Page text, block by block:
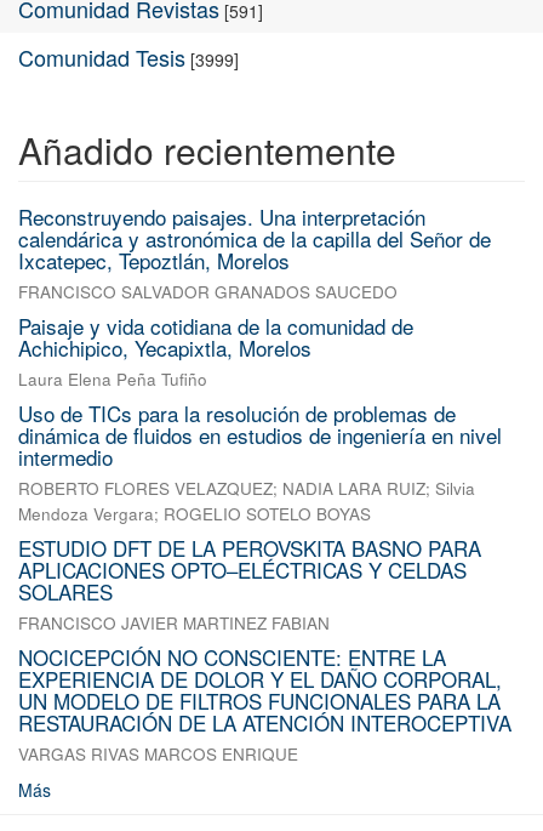
Comunidad Revistas [591]
Comunidad Tesis [3999]
Añadido recientemente
Reconstruyendo paisajes. Una interpretación
calendárica y astronómica de la capilla del Señor de
Ixcatepec, Tepoztlán, Morelos
FRANCISCO SALVADOR GRANADOS SAUCEDO
Paisaje y vida cotidiana de la comunidad de
Achichipico, Yecapixtla, Morelos
Laura Elena Peña Tufiño
Uso de TICs para la resolución de problemas de
dinámica de fluidos en estudios de ingeniería en nivel
intermedio
ROBERTO FLORES VELAZQUEZ; NADIA LARA RUIZ; Silvia
Mendoza Vergara; ROGELIO SOTELO BOYAS
ESTUDIO DFT DE LA PEROVSKITA BASNO PARA
APLICACIONES OPTO–ELÉCTRICAS Y CELDAS
SOLARES
FRANCISCO JAVIER MARTINEZ FABIAN
NOCICEPCIÓN NO CONSCIENTE: ENTRE LA
EXPERIENCIA DE DOLOR Y EL DAÑO CORPORAL,
UN MODELO DE FILTROS FUNCIONALES PARA LA
RESTAURACIÓN DE LA ATENCIÓN INTEROCEPTIVA
VARGAS RIVAS MARCOS ENRIQUE
Más